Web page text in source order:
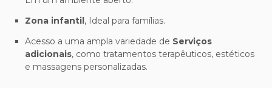
Zona infantil, Ideal para famílias.
Acesso a uma ampla variedade de Serviços
adicionais, como tratamentos terapêuticos, estéticos
e massagens personalizadas.